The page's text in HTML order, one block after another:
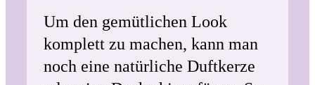
Um den gemütlichen Look
komplett zu machen, kann man
noch eine natürliche Duftkerze